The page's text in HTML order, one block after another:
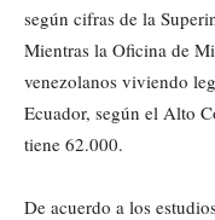
según cifras de la
Mientras la Oficina de
venezolanos viviendo
Ecuador, según el Alto
tiene 62.000.
De acuerdo a los